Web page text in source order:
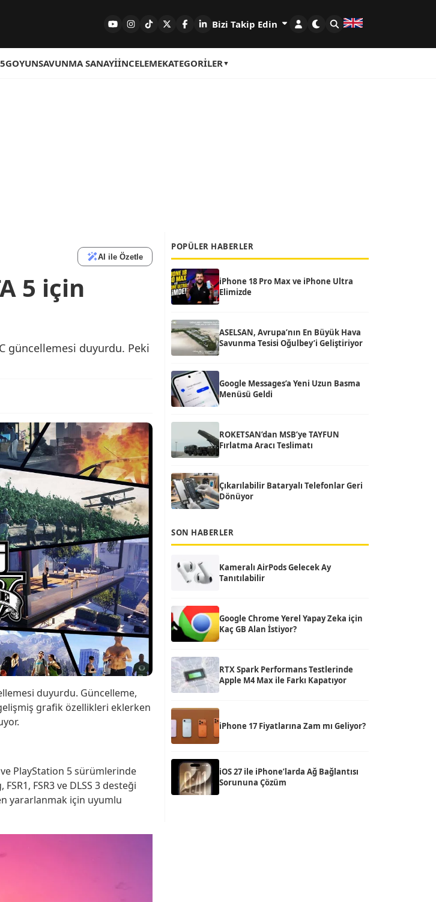
Bizi Takip Edin
5GOYUNSAVUNMA SANAYIİNCELEMEKATEGORILER
AI ile Özetle
5 için
güncellemesi duyurdu. Peki
duyurdu. Güncelleme,
gelişmiş grafik özellikleri eklerken
ve PlayStation 5 sürümlerinde
FSR3 ve DLSS 3 desteği
yararlanmak için uyumlu
POPÜLER HABERLER
iPhone 18 Pro Max ve iPhone Ultra
Elimizde
ASELSAN, Avrupa’nın En Büyük Hava
Savunma Tesisi Oğulbey’i Geliştiriyor
Google Messages’a Yeni Uzun Basma
Menüsü Geldi
ROKETSAN’dan MSB’ye TAYFUN
Fırlatma Aracı Teslimatı
Çıkarılabilir Bataryalı Telefonlar Geri
Dönüyor
SON HABERLER
Kameralı AirPods Gelecek Ay
Tanıtılabilir
Google Chrome Yerel Yapay Zeka için
Kaç GB Alan İstiyor?
RTX Spark Performans Testlerinde
Apple M4 Max ile Farkı Kapatıyor
iPhone 17 Fiyatlarına Zam mı Geliyor?
iOS 27 ile iPhone’larda Ağ Bağlantısı
Sorununa Çözüm